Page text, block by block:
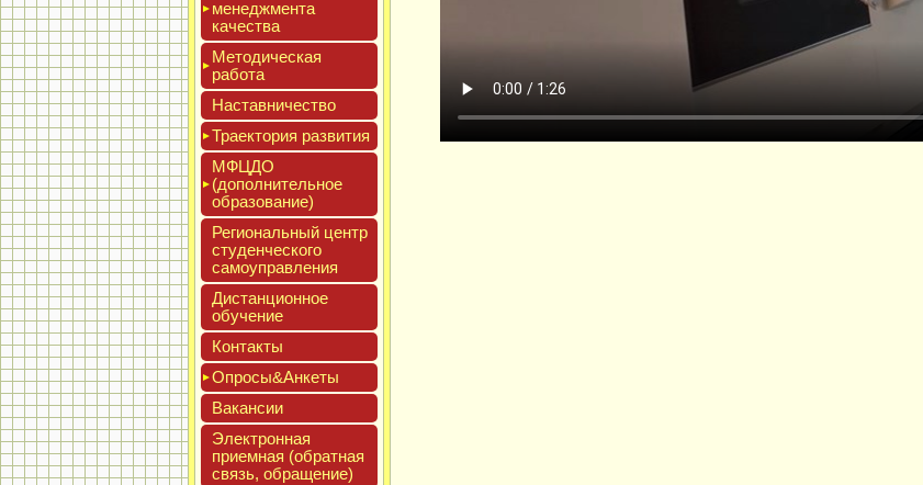
ме­нед­жмен­та
ка­чес­тва
Мето­дичес­кая
ра­бота
Нас­тавни­чес­тво
Тра­ек­то­рия раз­ви­тия
МФЦДО
(до­пол­ни­тель­ное
об­ра­зова­ние)
Реги­ональ­ный центр
сту­ден­ческо­го
са­мо­уп­равле­ния
Дис­танци­он­ное
обу­чение
Кон­такты
Опро­сы&Анке­ты
Вакан­сии
Элек­трон­ная
при­ем­ная (об­ратная
связь, об­ра­щение)